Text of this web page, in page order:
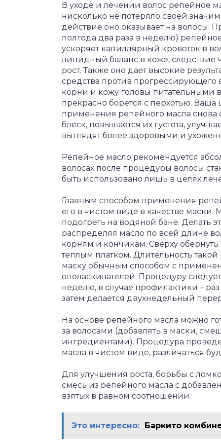
В уходе и лечении волос репейное
нисколько не потеряло своей
действие оно оказывает на
полгода два раза в неделю)
ускоряет капиллярный кровоток в
липидный баланс в коже, следствие
рост. Также оно дает высокие
средства против
корни и кожу головы питательными
прекрасно борется с перхотью.
применения репейного масла снова
блеск, повышается их густота,
выглядят более здоровыми и
Репейное масло рекомендуется
волосах после процедуры волосы
быть использовано лишь в целях
Главным способом применения
его в чистом виде в качестве
подогреть на водяной бане. Делать
распределяя масло по всей длине
корням и кончикам. Сверху
теплым платком. Длительность
маску обычным способом с
ополаскивателей. Процедуру
неделю, в случае профилактики –
затем делается двухнедельный
На основе репейного масла можно
за волосами (добавлять в маски,
ингредиентами). Процедура
масла в чистом виде, различаться
Для улучшения роста, борьбы с
смесь из репейного масла с
взятых в равном соотношении.
Это интересно: Баркито